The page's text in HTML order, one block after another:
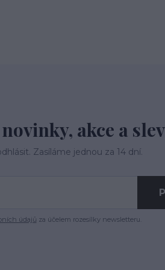
akce a
Zasíláme jednou za 14 dní.
údajů za účelem rozesílky newsletteru.